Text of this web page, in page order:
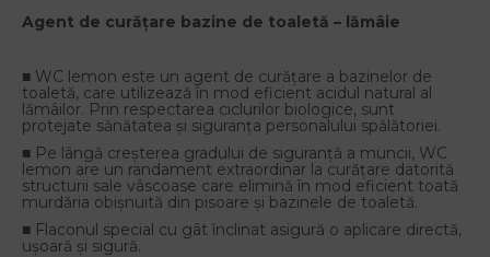
Agent de curățare bazine de toaletă – lămâie
■ WC lemon este un agent de curățare a bazinelor de
toaletă, care utilizează în mod eficient acidul natural al
lămâilor. Prin respectarea ciclurilor biologice, sunt
protejate sănătatea și siguranța personalului spălătoriei.
■ Pe lângă creșterea gradului de siguranță a muncii, WC
lemon are un randament extraordinar la curățare datorită
structurii sale vâscoase care elimină în mod eficient toată
murdăria obișnuită din pisoare și bazinele de toaletă.
■ Flaconul special cu gât înclinat asigură o aplicare directă,
ușoară și sigură.